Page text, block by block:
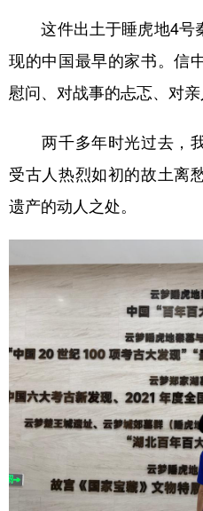
这件出土于睡虎地4号
现的中国最早的家书。信
慰问、对战事的忐忑、对亲
两千多年时光过去，我
受古人热烈如初的故土离
遗产的动人之处。